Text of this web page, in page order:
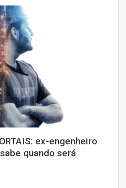
ex-engenheiro
quando será